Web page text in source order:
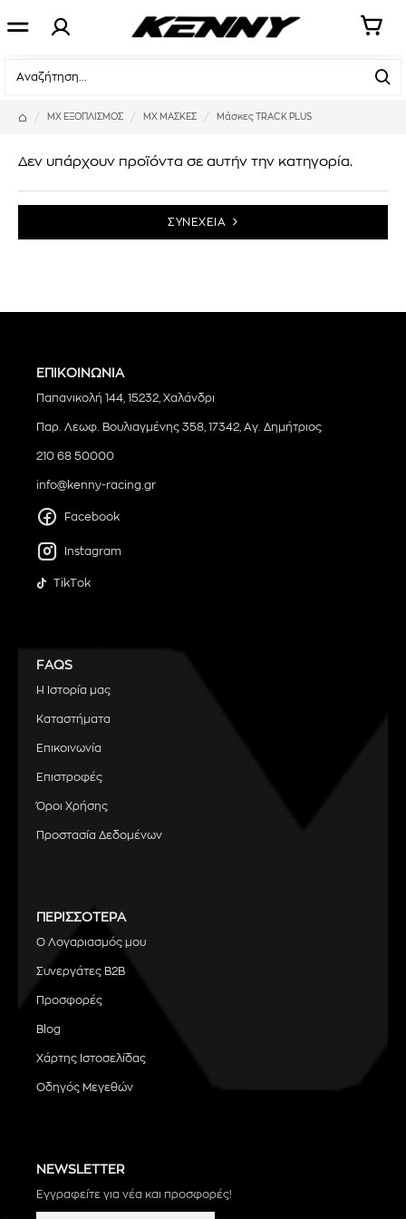
ΜΧ ΕΞΟΠΛΙΣΜΟΣ MX ΜΑΣΚΕΣ Μάσκες TRACK PLUS
Δεν υπάρχουν προϊόντα σε αυτήν την κατηγορία.
ΣΥΝΕΧΕΙΑ
ΕΠΙΚΟΙΝΩΝΙΑ
Παπανικολή 144, 15232, Χαλάνδρι
Παρ. Λεωφ. Βουλιαγμένης 358, 17342, Αγ. Δημήτριος
210 68 50000
info@kenny-racing.gr
Facebook
Instagram
TikTok
FAQS
Η Ιστορία μας
Καταστήματα
Επικοινωνία
Επιστροφές
Όροι Χρήσης
Προστασία Δεδομένων
ΠΕΡΙΣΣΟΤΕΡΑ
Ο Λογαριασμός μου
Συνεργάτες B2B
Προσφορές
Blog
Χάρτης Ιστοσελίδας
Οδηγός Μεγεθών
NEWSLETTER
Εγγραφείτε για νέα και προσφορές!